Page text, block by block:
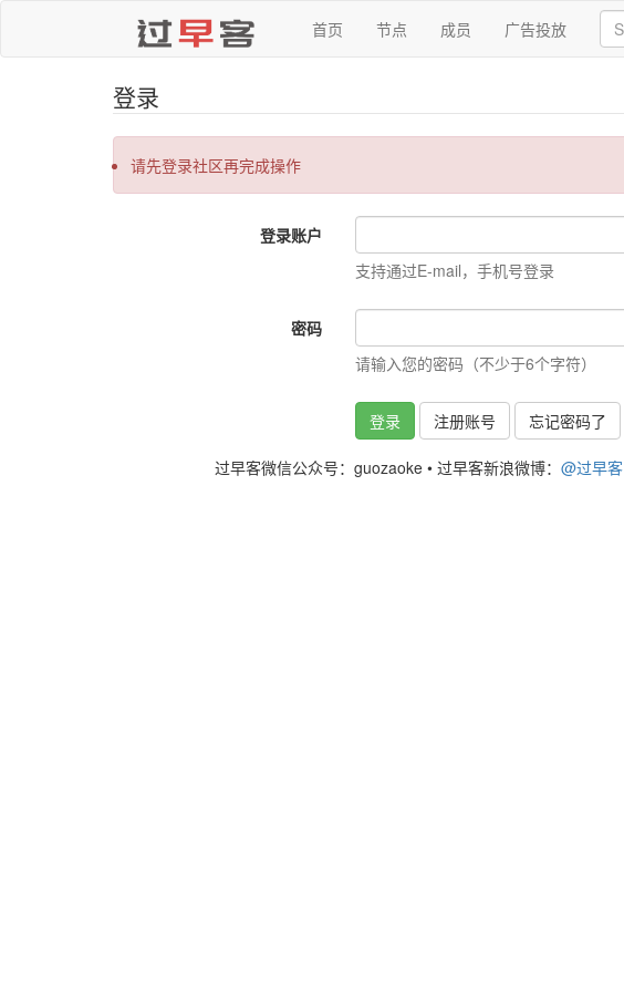
首页 节点 成员 广告投放
登录
请先登录社区再完成操作
登录账户
支持通过E-mail，手机号登录
密码
请输入您的密码（不少于6个字符）
登录 注册账号 忘记密码了
过早客微信公众号：guozaoke • 过早客新浪微博： @过早客